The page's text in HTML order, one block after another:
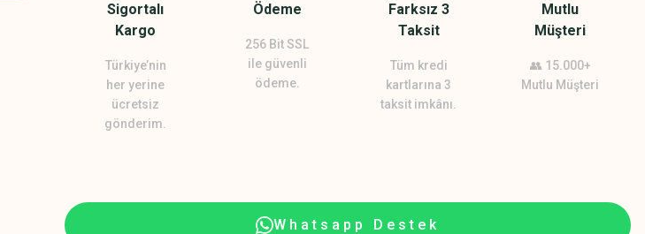
Sigortalı
Kargo
Türkiye’nin
her yerine
ücretsiz
gönderim.
Ödeme
256 Bit SSL
ile güvenli
ödeme.
Farksız 3
Taksit
Tüm kredi
kartlarına 3
taksit imkânı.
Mutlu
Müşteri
👥 15.000+
Mutlu Müşteri
Whatsapp Destek